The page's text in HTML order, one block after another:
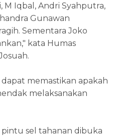
M Iqbal, Andri Syahputra,
Gunawan
Sementara Joko
kata Humas
memastikan apakah
melaksanakan
sel tahanan dibuka